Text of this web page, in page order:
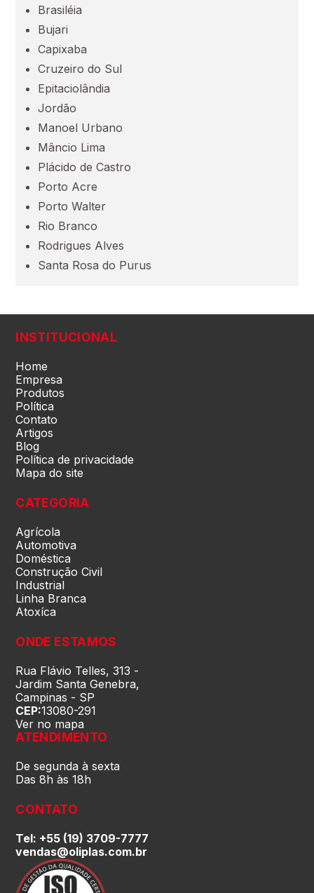
Mato Grosso (MT)
Mato Grosso do Sul (MS)
Rio Grande do Sul (RS)
Roraima (RR)
Tocantins (TO)
Brasiléia
Bujari
Capixaba
Cruzeiro do Sul
Epitaciolândia
Jordão
Manoel Urbano
Mâncio Lima
Plácido de Castro
Porto Acre
Porto Walter
Rio Branco
Rodrigues Alves
Santa Rosa do Purus
INSTITUCIONAL
Home
Empresa
Produtos
Política
Contato
Artigos
Blog
Política de privacidade
Mapa do site
CATEGORIA
Agrícola
Automotiva
Doméstica
Construção Civil
Industrial
Linha Branca
Atoxíca
ONDE ESTAMOS
Rua Flávio Telles, 313 -
Jardim Santa Genebra,
Campinas - SP
CEP:13080-291
Ver no mapa
ATENDIMENTO
De segunda à sexta
Das 8h às 18h
CONTATO
Tel: +55 (19) 3709-7777
vendas@oliplas.com.br